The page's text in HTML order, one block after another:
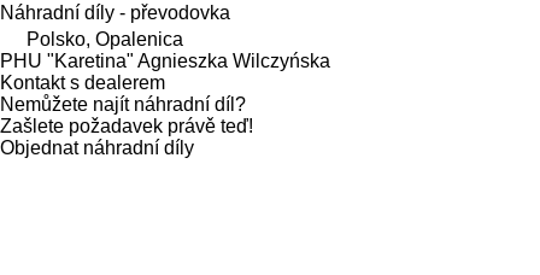
Náhradní díly - převodovka
Polsko, Opalenica
PHU "Karetina" Agnieszka Wilczyńska
Kontakt s dealerem
Nemůžete najít náhradní díl?
Zašlete požadavek právě teď!
Objednat náhradní díly